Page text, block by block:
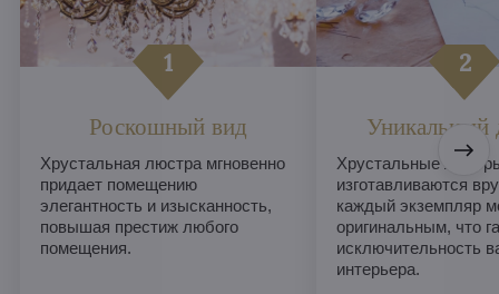
Роскошный вид
Хрустальная люстра мгновенно
придает помещению
элегантность и изысканность,
повышая престиж любого
помещения.
Уникальный
Хрустальные
изготавливаются
каждый экземпляр
оригинальным, что
исключительность
интерьера.